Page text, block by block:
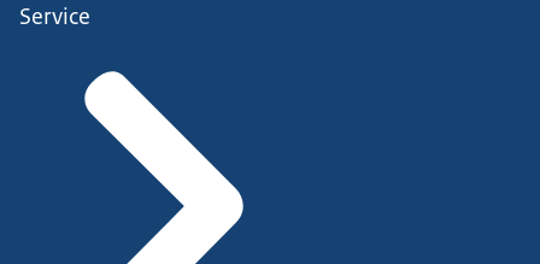
Service